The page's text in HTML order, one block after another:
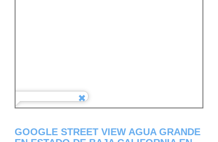
GOOGLE STREET VIEW AGUA GRANDE